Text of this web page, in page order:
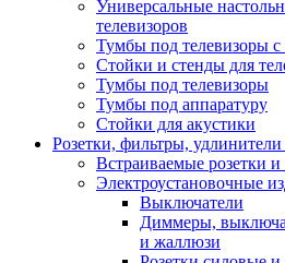
Универсальные
телевизоров
Тумбы под телевизоры
Стойки и стенды для
Тумбы под телевизоры
Тумбы под аппаратуру
Стойки для акустики
Розетки, фильтры,
Встраиваемые розетки
Электроустановочные
Выключатели
Диммеры,
и жаллюзи